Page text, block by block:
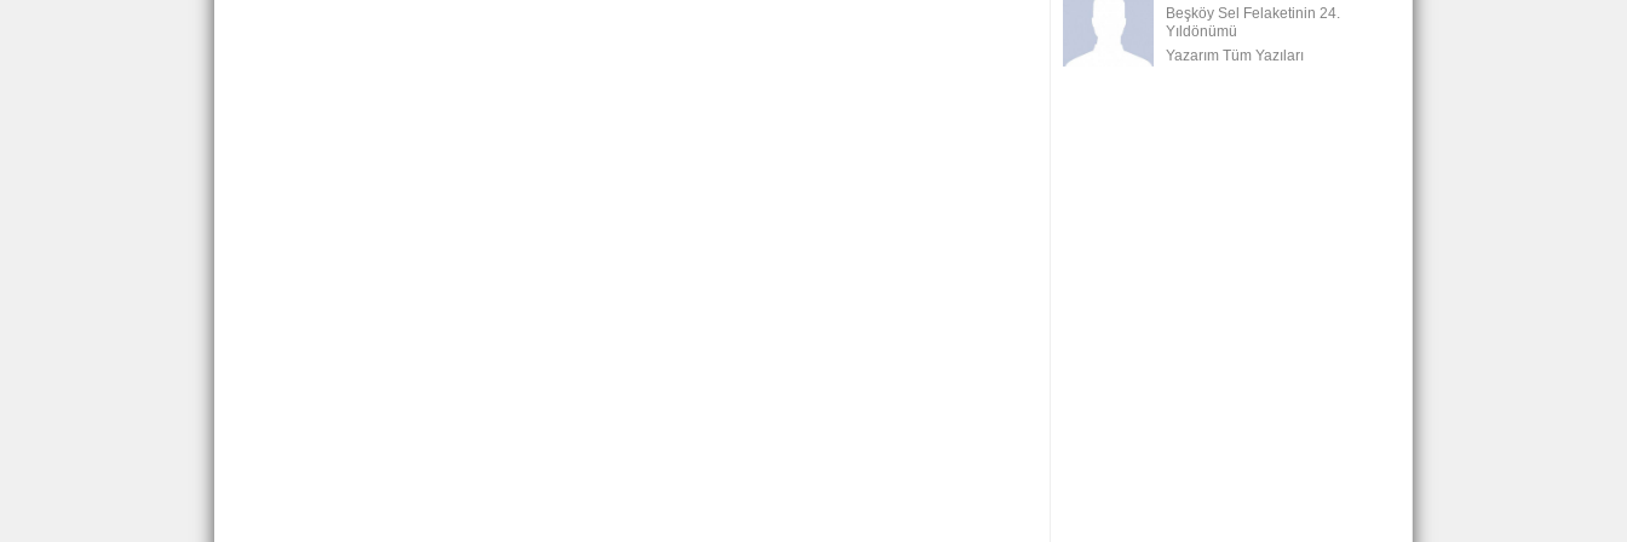
Beşköy Sel Felaketinin 24.
Yıldönümü
Yazarım Tüm Yazıları